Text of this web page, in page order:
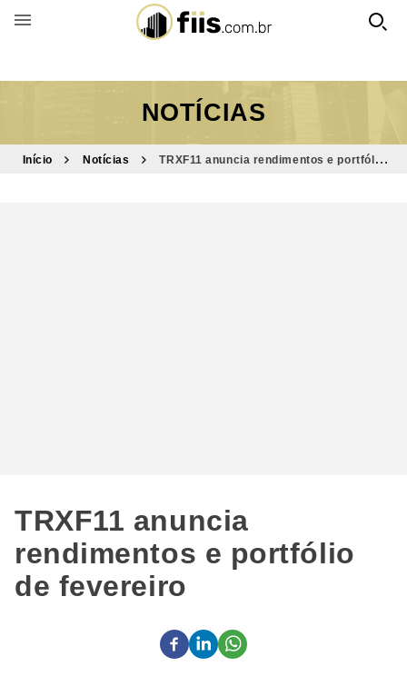
BUSCAR POR FUNDO
NOTÍCIAS
Início Notícias
TRXF11 anuncia rendimentos e portfólio
TRXF11 anuncia
rendimentos e portfólio
de fevereiro